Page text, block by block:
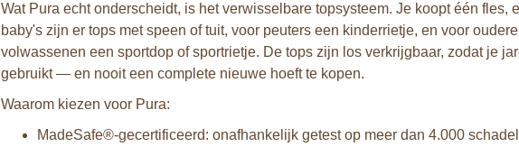
Wat Pura echt onderscheidt, is het verwisselbare topsysteem. Je koopt één fles,
baby's zijn er tops met speen of tuit, voor peuters een kinderrietje, en voor
volwassenen een sportdop of sportrietje. De tops zijn los verkrijgbaar, zodat je
gebruikt — en nooit een complete nieuwe hoeft te kopen.
Waarom kiezen voor Pura:
MadeSafe®-gecertificeerd: onafhankelijk getest op meer dan 4.000